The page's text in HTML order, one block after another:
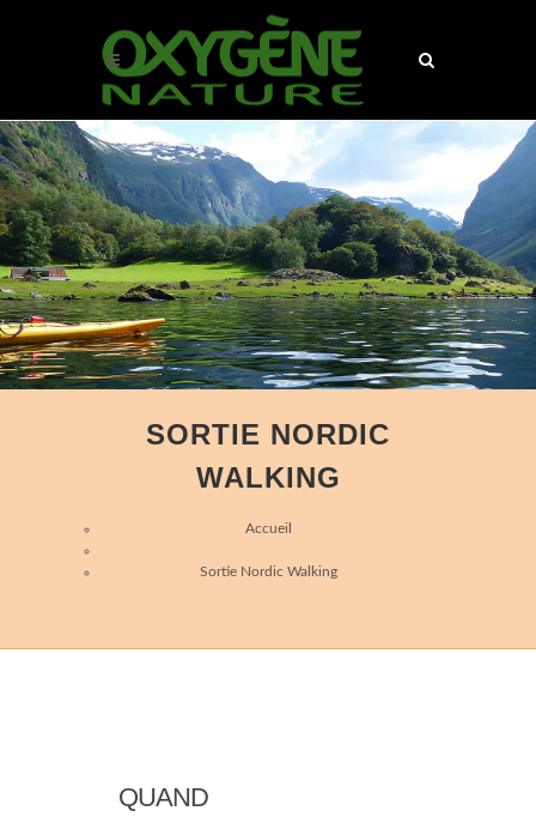
SORTIE NORDIC
WALKING
Accueil
Sortie Nordic Walking
QUAND